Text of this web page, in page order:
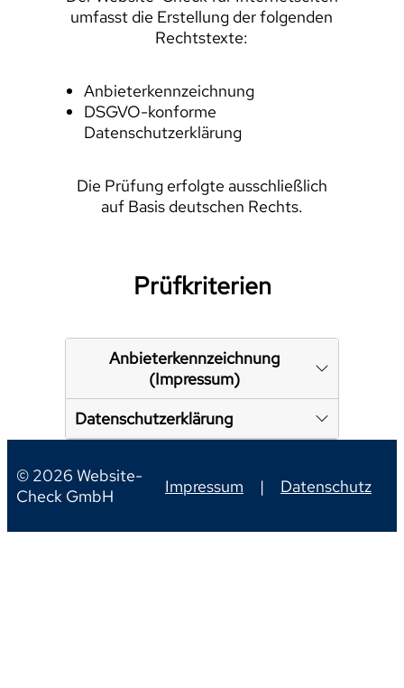
umfasst die Erstellung der folgenden
Rechtstexte:
Anbieterkennzeichnung
DSGVO-konforme
Datenschutzerklärung
Die Prüfung erfolgte ausschließlich
auf Basis deutschen Rechts.
Prüfkriterien
Anbieterkennzeichnung
(Impressum)
Datenschutzerklärung
© 2026 Website-
Check GmbH
Impressum | Datenschutz